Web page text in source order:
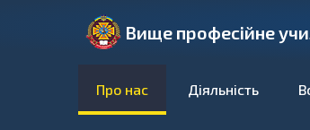
Вище професійне
Про нас Діяльність